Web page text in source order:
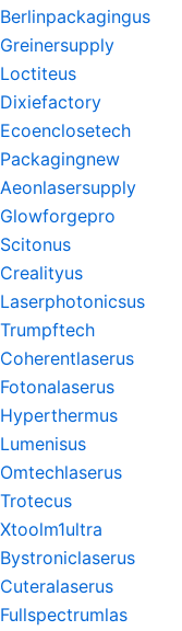
Berlinpackagingus
Greinersupply
Loctiteus
Dixiefactory
Ecoenclosetech
Packagingnew
Aeonlasersupply
Glowforgepro
Scitonus
Crealityus
Laserphotonicsus
Trumpftech
Coherentlaserus
Fotonalaserus
Hyperthermus
Lumenisus
Omtechlaserus
Trotecus
Xtoolm1ultra
Bystroniclaserus
Cuteralaserus
Fullspectrumlas